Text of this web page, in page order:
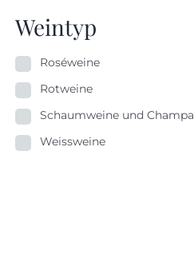
Weintyp
Roséweine
Rotweine
Schaumweine und
Weissweine